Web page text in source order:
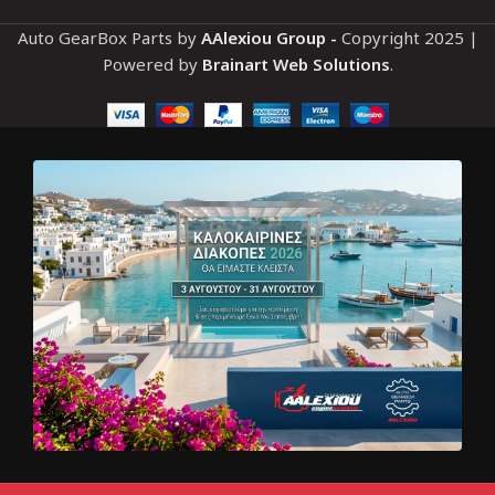
Auto GearBox Parts byAAlexiou Group - Copyright2025 |
Powered byBrainart Web Solutions.